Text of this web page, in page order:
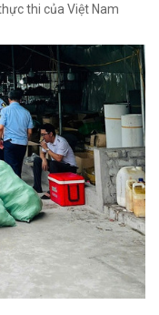
thi của Việt Nam